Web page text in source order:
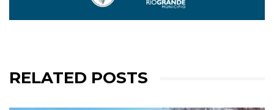
RELATED POSTS